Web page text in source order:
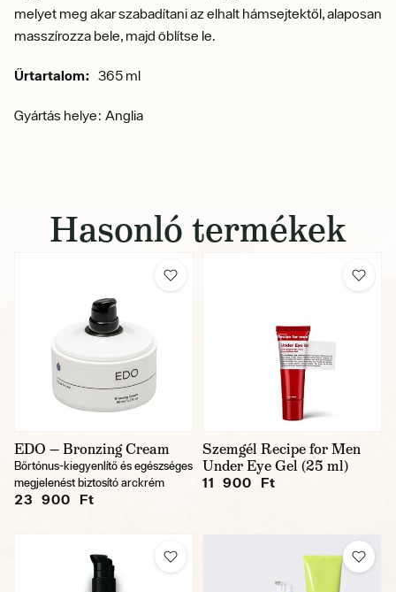
melyet meg akar szabadítani az elhalt hámsejtektől, alaposan
masszírozza bele, majd öblítse le.
Űrtartalom: 365 ml
Gyártás helye: Anglia
Hasonló termékek
EDO — Bronzing Cream
Bőrtónus-kiegyenlítő és egészséges
megjelenést biztosító arckrém
23 900 Ft
Szemgél Recipe for Men
Under Eye Gel (25 ml)
11 900 Ft